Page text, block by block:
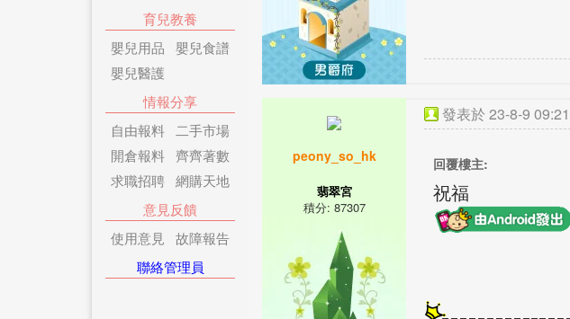
育兒教養
嬰兒用品
嬰兒食譜
嬰兒醫護
情報分享
自由報料
二手市場
開倉報料 齊齊著數
求職招聘
網購天地
意見反饋
使用意見
故障報告
聯絡管理員
peony_so_hk
翡翠宮
積分: 87307
發表於 23-8-9 09:21
回覆樓主:
祝福